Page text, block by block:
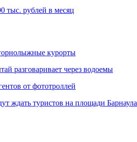
тыс. рублей в месяц
курорты
разговаривает через водоемы
от фототроллей
ждать туристов на площади Барнаула